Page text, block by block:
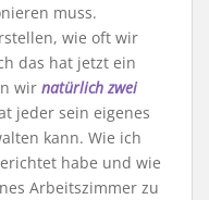
muss.
wie oft wir
das hat jetzt ein
wir natürlich zwei
jeder sein eigenes
kann. Wie ich
habe und wie
Arbeitszimmer zu